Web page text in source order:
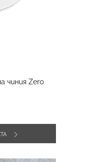
чиния Zero